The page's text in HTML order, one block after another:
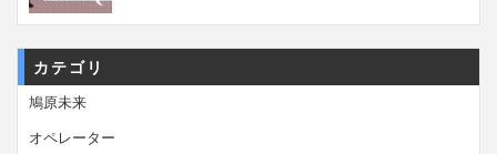
カテゴリ
鳩原未来
オペレーター